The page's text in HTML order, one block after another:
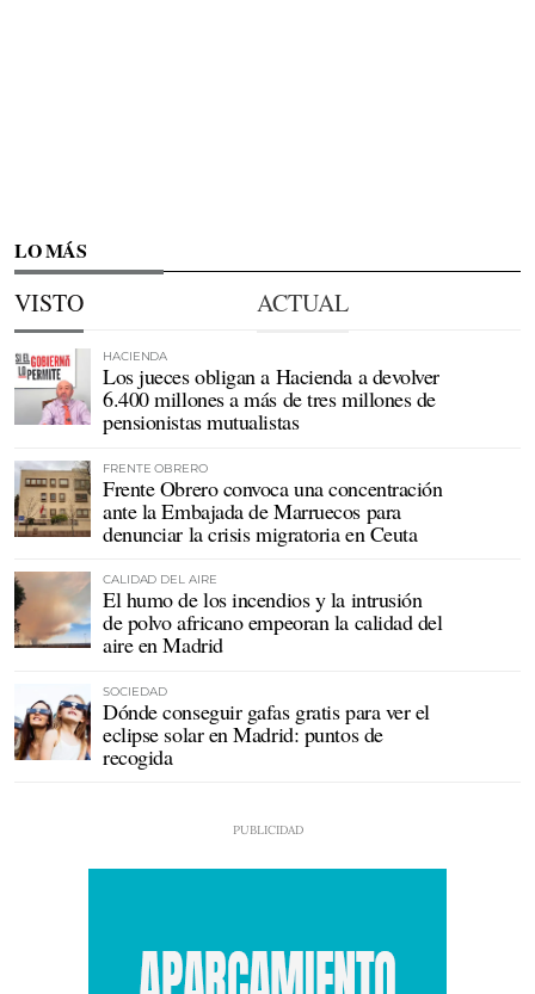
LO MÁS
VISTO ACTUAL
HACIENDA
Los jueces obligan a Hacienda a devolver
6.400 millones a más de tres millones de
pensionistas mutualistas
FRENTE OBRERO
Frente Obrero convoca una concentración
ante la Embajada de Marruecos para
denunciar la crisis migratoria en Ceuta
CALIDAD DEL AIRE
El humo de los incendios y la intrusión
de polvo africano empeoran la calidad del
aire en Madrid
SOCIEDAD
Dónde conseguir gafas gratis para ver el
eclipse solar en Madrid: puntos de
recogida